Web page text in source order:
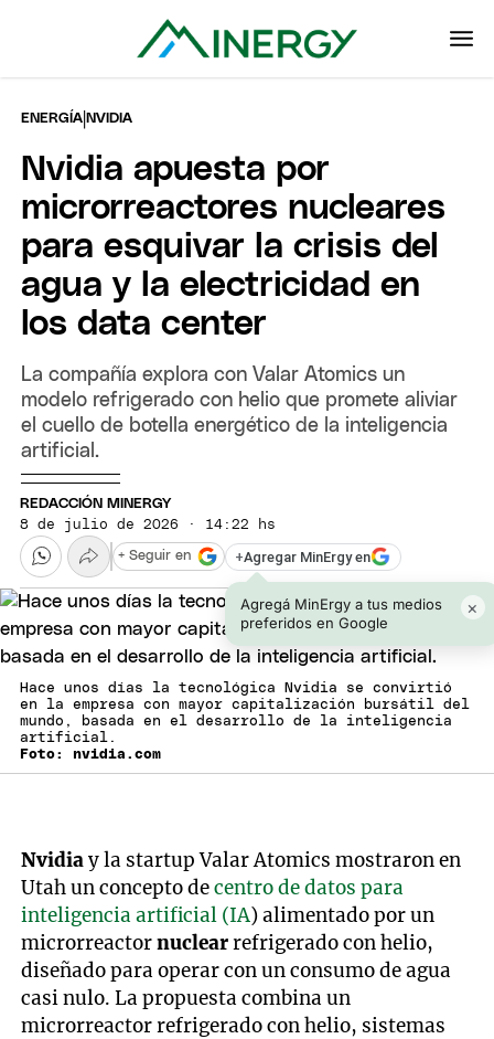
ENERGÍA |NVIDIA
Nvidia apuesta por
microrreactores nucleares
para esquivar la crisis del
agua y la electricidad en
los data center
La compañía explora con Valar Atomics un
modelo refrigerado con helio que promete aliviar
el cuello de botella energético de la inteligencia
artificial.
REDACCIÓN MINERGY
8 de julio de 2026 · 14:22 hs
+Agregar MinErgy en
Agregá MinErgy a tus medios
preferidos en Google
×
+ Seguir en
Hace unos días la tecnológica Nvidia se convirtió
en la empresa con mayor capitalización bursátil del
mundo, basada en el desarrollo de la inteligencia
artificial.
Foto: nvidia.com
Nvidiay la startup Valar Atomics mostraron en
Utah un concepto decentro de datos para
inteligencia artificial (IA) alimentado por un
microrreactornuclearrefrigerado con helio,
diseñado para operar con un consumo de agua
casi nulo. La propuesta combina un
microrreactor refrigerado con helio, sistemas